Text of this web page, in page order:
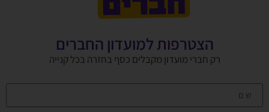
הצטרפות למועדון החברים
רק חברי מועדון מקבלים כסף בחזרה בכל קנייה